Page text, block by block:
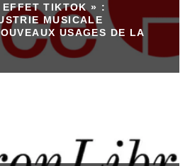
TIKTOK » :
MUSICALE
USAGES DE LA